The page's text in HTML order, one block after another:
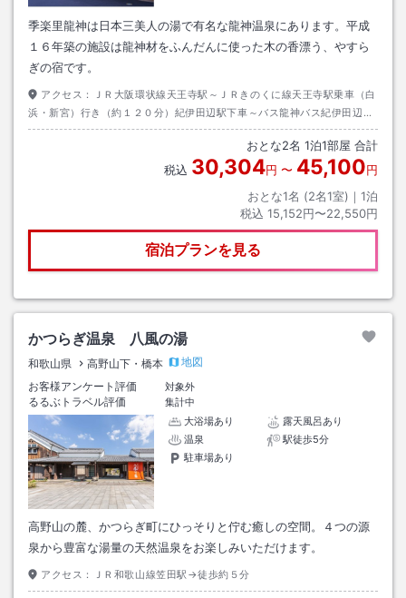
季楽里龍神は日本三美人の湯で有名な龍神温泉にあります。平成
１６年築の施設は龍神材をふんだんに使った木の香漂う、やすら
ぎの宿です。
アクセス：
ＪＲ大阪環状線天王寺駅～ＪＲきのくに線天王寺駅乗車（白
浜・新宮）行き（約１２０分）紀伊田辺駅下車～バス龍神バス紀伊田辺駅
乗車（龍神温泉）行き（約８０分）季楽里前駅下車～徒歩（約０分）
おとな2名 1泊1部屋 合計
税込 30,304円 〜 45,100円
おとな1名 (2名1室)｜ 1泊
税込 15,152円〜22,550円
宿泊プランを見る
かつらぎ温泉 八風の湯
和歌山県 高野山下・橋本
地図
お客様アンケート評価
対象外
るるぶトラベル評価
集計中
大浴場あり
露天風呂あり
温泉
駅徒歩5分
駐車場あり
高野山の麓、かつらぎ町にひっそりと佇む癒しの空間。４つの源
泉から豊富な湯量の天然温泉をお楽しみいただけます。
アクセス： ＪＲ和歌山線笠田駅→徒歩約５分